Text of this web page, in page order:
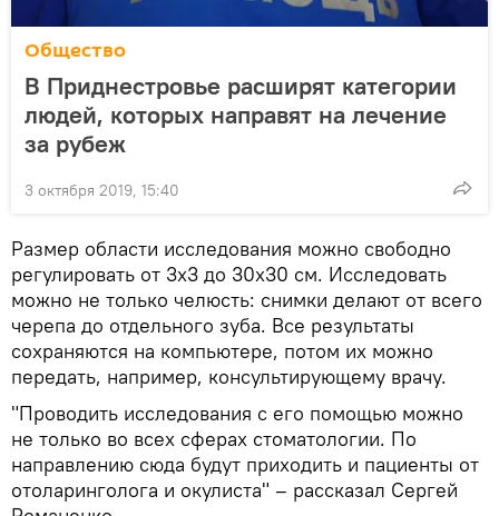
Общество
В Приднестровье расширят категории
людей, которых направят на лечение
за рубеж
3 октября 2019, 15:40
Размер области исследования можно свободно
регулировать от 3x3 до 30x30 см. Исследовать
можно не только челюсть: снимки делают от всего
черепа до отдельного зуба. Все результаты
сохраняются на компьютере, потом их можно
передать, например, консультирующему врачу.
"Проводить исследования с его помощью можно
не только во всех сферах стоматологии. По
направлению сюда будут приходить и пациенты от
отоларинголога и окулиста" – рассказал Сергей